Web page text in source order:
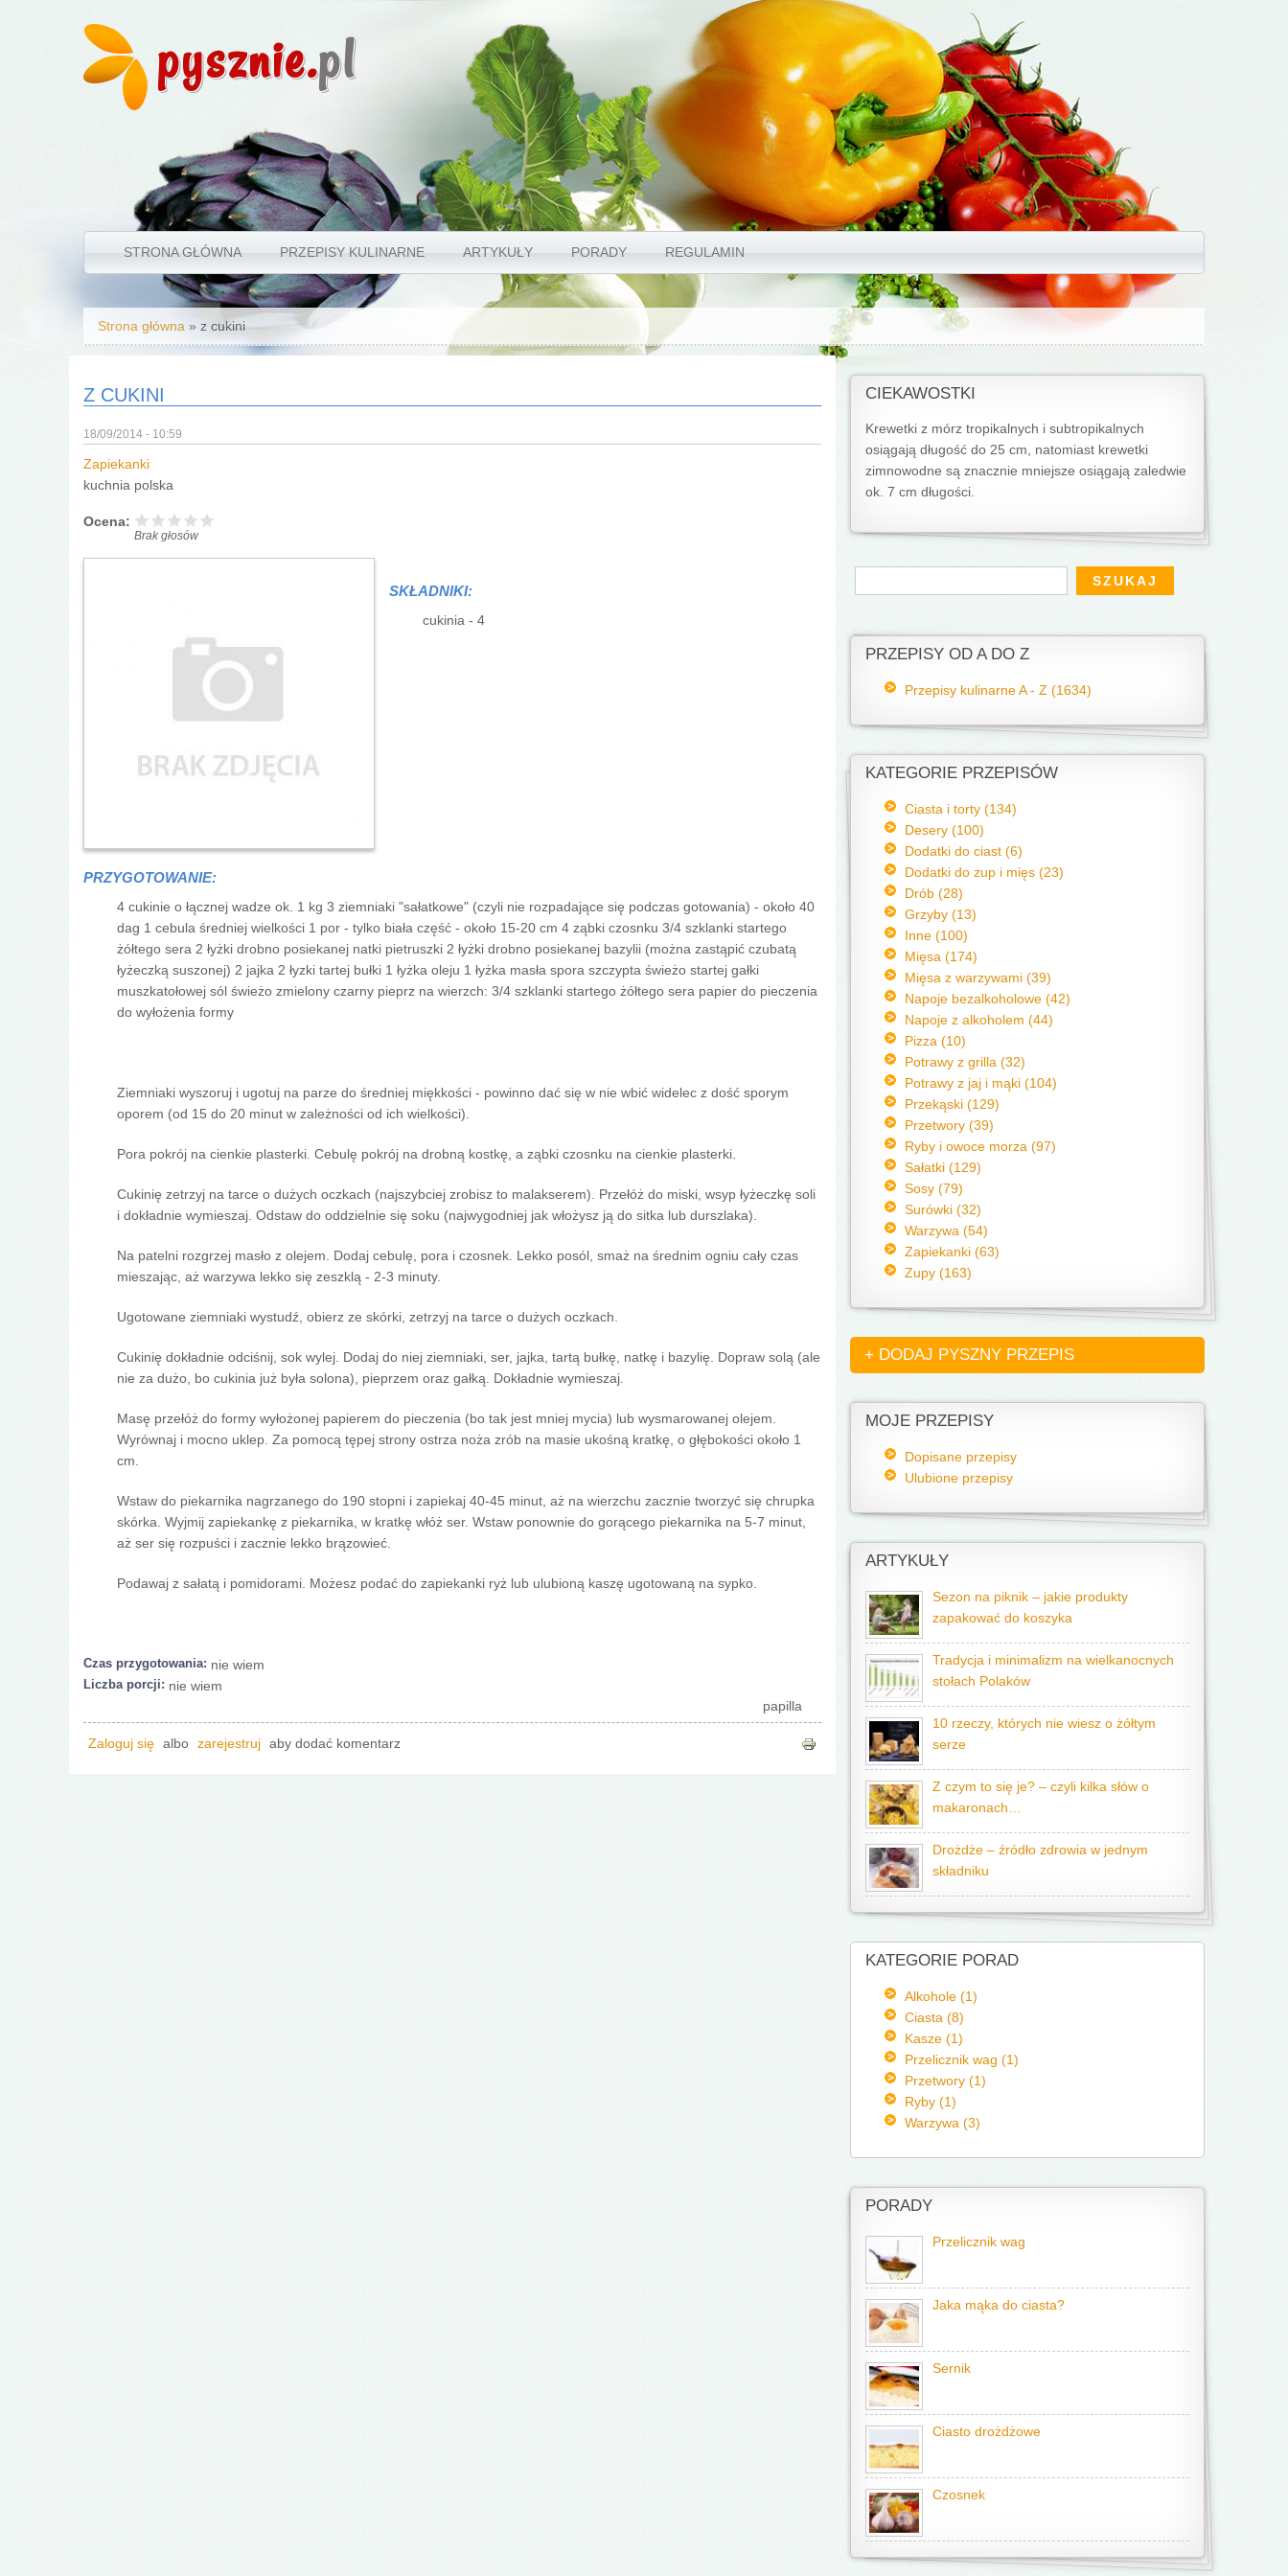
pysznie.pl
STRONA GŁÓWNA PRZEPISY KULINARNE ARTYKUŁY PORADY REGULAMIN
Jesteś tutaj
Strona główna » z cukini
Z CUKINI
18/09/2014 - 10:59
Zapiekanki
kuchnia polska
Ocena:
Brak głosów
SKŁADNIKI:
cukinia - 4
PRZYGOTOWANIE:
4 cukinie o łącznej wadze ok. 1 kg 3 ziemniaki "sałatkowe" (czyli nie rozpadające się podczas gotowania) - około 40
dag 1 cebula średniej wielkości 1 por - tylko biała część - około 15-20 cm 4 ząbki czosnku 3/4 szklanki startego
żółtego sera 2 łyżki drobno posiekanej natki pietruszki 2 łyżki drobno posiekanej bazylii (można zastąpić czubatą
łyżeczką suszonej) 2 jajka 2 łyzki tartej bułki 1 łyżka oleju 1 łyżka masła spora szczypta świeżo startej gałki
muszkatołowej sól świeżo zmielony czarny pieprz na wierzch: 3/4 szklanki startego żółtego sera papier do pieczenia
do wyłożenia formy
Ziemniaki wyszoruj i ugotuj na parze do średniej miękkości - powinno dać się w nie wbić widelec z dość sporym
oporem (od 15 do 20 minut w zależności od ich wielkości).
Pora pokrój na cienkie plasterki. Cebulę pokrój na drobną kostkę, a ząbki czosnku na cienkie plasterki.
Cukinię zetrzyj na tarce o dużych oczkach (najszybciej zrobisz to malakserem). Przełóż do miski, wsyp łyżeczkę soli
i dokładnie wymieszaj. Odstaw do oddzielnie się soku (najwygodniej jak włożysz ją do sitka lub durszlaka).
Na patelni rozgrzej masło z olejem. Dodaj cebulę, pora i czosnek. Lekko posól, smaż na średnim ogniu cały czas
mieszając, aż warzywa lekko się zeszklą - 2-3 minuty.
Ugotowane ziemniaki wystudź, obierz ze skórki, zetrzyj na tarce o dużych oczkach.
Cukinię dokładnie odciśnij, sok wylej. Dodaj do niej ziemniaki, ser, jajka, tartą bułkę, natkę i bazylię. Dopraw solą (ale
nie za dużo, bo cukinia już była solona), pieprzem oraz gałką. Dokładnie wymieszaj.
Masę przełóż do formy wyłożonej papierem do pieczenia (bo tak jest mniej mycia) lub wysmarowanej olejem.
Wyrównaj i mocno uklep. Za pomocą tępej strony ostrza noża zrób na masie ukośną kratkę, o głębokości około 1
cm.
Wstaw do piekarnika nagrzanego do 190 stopni i zapiekaj 40-45 minut, aż na wierzchu zacznie tworzyć się chrupka
skórka. Wyjmij zapiekankę z piekarnika, w kratkę włóż ser. Wstaw ponownie do gorącego piekarnika na 5-7 minut,
aż ser się rozpuści i zacznie lekko brązowieć.
Podawaj z sałatą i pomidorami. Możesz podać do zapiekanki ryż lub ulubioną kaszę ugotowaną na sypko.
Czas przygotowania: nie wiem
Liczba porcji: nie wiem
papilla
Zaloguj się albo zarejestruj aby dodać komentarz
CIEKAWOSTKI
Krewetki z mórz tropikalnych i subtropikalnych
osiągają długość do 25 cm, natomiast krewetki
zimnowodne są znacznie mniejsze osiągają zaledwie
ok. 7 cm długości.
Formularz wyszukiwania
Szukaj
PRZEPISY OD A DO Z
Przepisy kulinarne A - Z (1634)
KATEGORIE PRZEPISÓW
Ciasta i torty (134)
Desery (100)
Dodatki do ciast (6)
Dodatki do zup i mięs (23)
Drób (28)
Grzyby (13)
Inne (100)
Mięsa (174)
Mięsa z warzywami (39)
Napoje bezalkoholowe (42)
Napoje z alkoholem (44)
Pizza (10)
Potrawy z grilla (32)
Potrawy z jaj i mąki (104)
Przekąski (129)
Przetwory (39)
Ryby i owoce morza (97)
Sałatki (129)
Sosy (79)
Surówki (32)
Warzywa (54)
Zapiekanki (63)
Zupy (163)
+ DODAJ PYSZNY PRZEPIS
MOJE PRZEPISY
Dopisane przepisy
Ulubione przepisy
ARTYKUŁY
Sezon na piknik – jakie produkty
zapakować do koszyka
Tradycja i minimalizm na wielkanocnych
stołach Polaków
10 rzeczy, których nie wiesz o żółtym
serze
Z czym to się je? – czyli kilka słów o
makaronach…
Drożdże – źródło zdrowia w jednym
składniku
KATEGORIE PORAD
Alkohole (1)
Ciasta (8)
Kasze (1)
Przelicznik wag (1)
Przetwory (1)
Ryby (1)
Warzywa (3)
PORADY
Przelicznik wag
Jaka mąka do ciasta?
Sernik
Ciasto drożdżowe
Czosnek